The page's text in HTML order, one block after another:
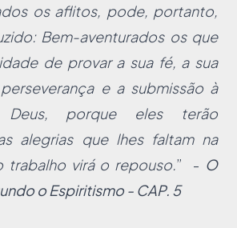
os aflitos, pode, portanto,
Bem-aventurados os que
de provar a sua fé, a sua
e a submissão à
porque eles terão
alegrias que lhes faltam na
trabalho virá o repouso.” - O
o Espiritismo - CAP. 5